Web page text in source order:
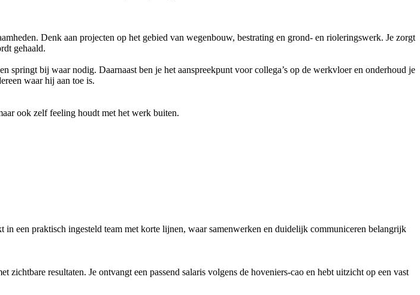
Denk aan projecten op het gebied van wegenbouw, bestrating en grond- en rioleringswerk. Je zorgt
gehaald.
bij waar nodig. Daarnaast ben je het aanspreekpunt voor collega’s op de werkvloer en onderhoud je
waar hij aan toe is.
ook zelf feeling houdt met het werk buiten.
een praktisch ingesteld team met korte lijnen, waar samenwerken en duidelijk communiceren belangrijk
resultaten. Je ontvangt een passend salaris volgens de hoveniers-cao en hebt uitzicht op een vast